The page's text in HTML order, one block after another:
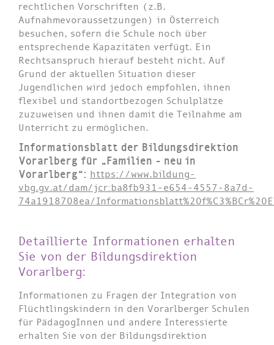
rechtlichen Vorschriften (z.B.
Aufnahmevoraussetzungen) in Österreich
besuchen, sofern die Schule noch über
entsprechende Kapazitäten verfügt. Ein
Rechtsanspruch hierauf besteht nicht. Auf
Grund der aktuellen Situation dieser
Jugendlichen wird jedoch empfohlen, ihnen
flexibel und standortbezogen Schulplätze
zuzuweisen und ihnen damit die Teilnahme am
Unterricht zu ermöglichen.
Informationsblatt der Bildungsdirektion
Vorarlberg für „Familien - neu in
Vorarlberg“: https://www.bildung-
vbg.gv.at/dam/jcr:ba8fb931-e654-4557-8a7d-
74a1918708ea/
Detaillierte Informationen erhalten
Sie von der Bildungsdirektion
Vorarlberg:
Informationen zu Fragen der Integration von
Flüchtlingskindern in den Vorarlberger Schulen
für PädagogInnen und andere Interessierte
erhalten Sie von der Bildungsdirektion